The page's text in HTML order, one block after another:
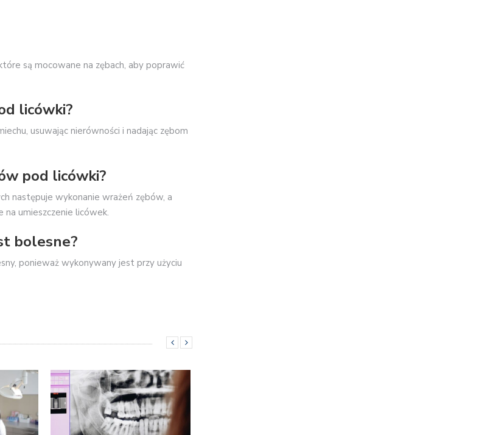
są mocowane na zębach, aby poprawić
licówki?
usuwając nierówności i nadając zębom
pod licówki?
następuje wykonanie wrażeń zębów, a
umieszczenie licówek.
bolesne?
ponieważ wykonywany jest przy użyciu